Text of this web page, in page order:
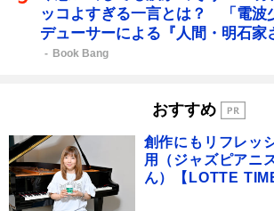
ッコよすぎる一言とは？ 「電波
デューサーによる『人間・明石家
Book Bang
おすすめ
創作にもリフレッ
用（ジャズピアニ
ん）【LOTTE